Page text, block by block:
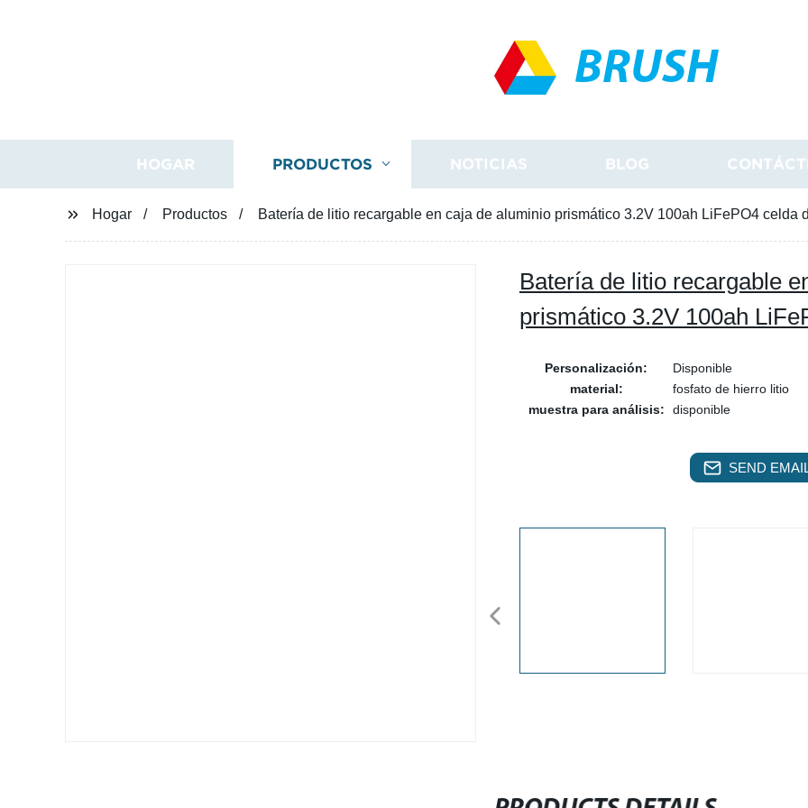
BRUSH
HOGAR PRODUCTOS NOTICIAS BLOG
Hogar Productos Batería de litio recargable en caja de aluminio prismático 3.2V 100ah LiFePO4 celda
Batería de litio recargable
prismático 3.2V 100ah
Personalización:
Disponible
material:
fosfato de hierro litio
muestra para análisis:
disponible
SEND